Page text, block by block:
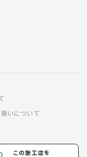
この施工店を
いについて